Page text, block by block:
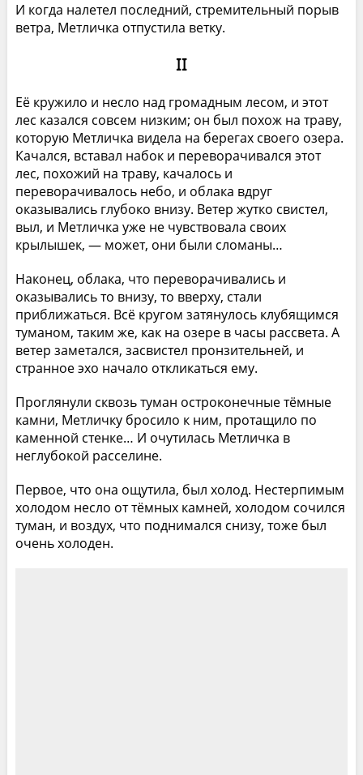
И когда налетел последний, стремительный порыв
ветра, Метличка отпустила ветку.
II
Её кружило и несло над громадным лесом, и этот
лес казался совсем низким; он был похож на траву,
которую Метличка видела на берегах своего озера.
Качался, вставал набок и переворачивался этот
лес, похожий на траву, качалось и
переворачивалось небо, и облака вдруг
оказывались глубоко внизу. Ветер жутко свистел,
выл, и Метличка уже не чувствовала своих
крылышек, — может, они были сломаны…
Наконец, облака, что переворачивались и
оказывались то внизу, то вверху, стали
приближаться. Всё кругом затянулось клубящимся
туманом, таким же, как на озере в часы рассвета. А
ветер заметался, засвистел пронзительней, и
странное эхо начало откликаться ему.
Проглянули сквозь туман остроконечные тёмные
камни, Метличку бросило к ним, протащило по
каменной стенке… И очутилась Метличка в
неглубокой расселине.
Первое, что она ощутила, был холод. Нестерпимым
холодом несло от тёмных камней, холодом сочился
туман, и воздух, что поднимался снизу, тоже был
очень холоден.